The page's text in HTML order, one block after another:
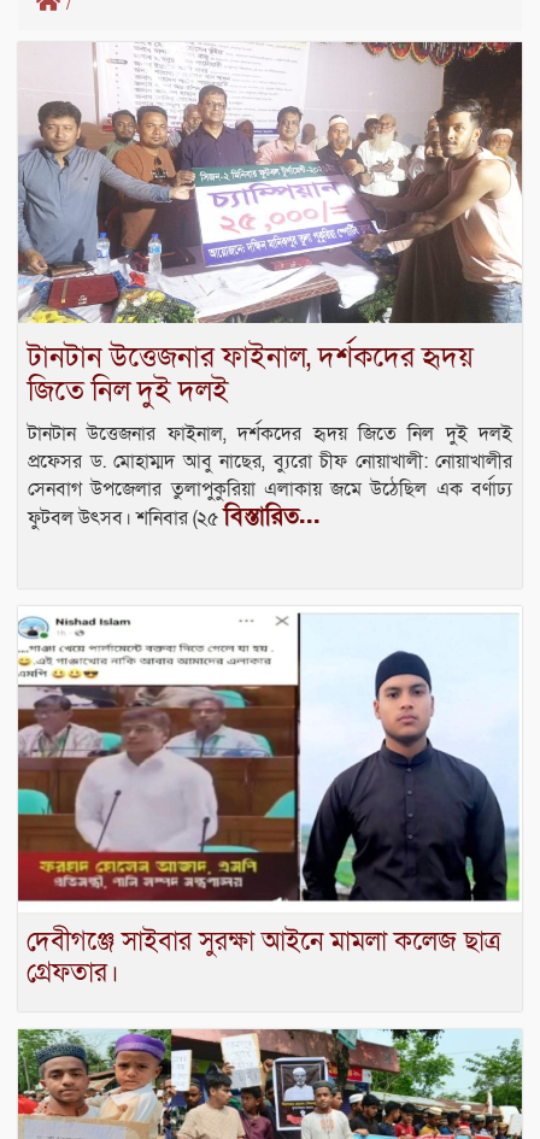
টানটান উত্তেজনার ফাইনাল, দর্শকদের হৃদয়
জিতে নিল দুই দলই
টানটান উত্তেজনার ফাইনাল, দর্শকদের হৃদয় জিতে নিল দুই দলই
প্রফেসর ড. মোহাম্মদ আবু নাছের, ব্যুরো চীফ নোয়াখালী: নোয়াখালীর
সেনবাগ উপজেলার তুলাপুকুরিয়া এলাকায় জমে উঠেছিল এক বর্ণাঢ্য
ফুটবল উৎসব। শনিবার (২৫বিস্তারিত...
দেবীগঞ্জে সাইবার সুরক্ষা আইনে মামলা কলেজ ছাত্র
গ্রেফতার।